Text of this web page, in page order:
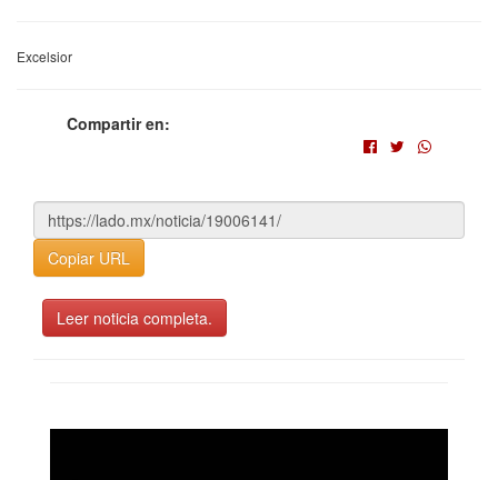
Excelsior
Compartir en:
Copiar URL
Leer noticia completa.